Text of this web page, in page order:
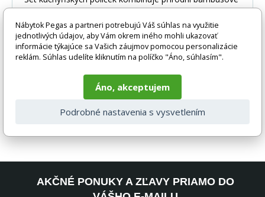
AKČNÉ PONUKY A ZĽAVY PRIAMO DO
Nábytok Pegas a partneri potrebujú Váš súhlas na využitie
jednotlivých údajov, aby Vám okrem iného mohli ukazovať
informácie týkajúce sa Vašich záujmov pomocou personalizácie
reklám. Súhlas udelíte kliknutím na políčko "Áno, súhlasím".
Áno, akceptujem
Podrobné nastavenia s vysvetlením